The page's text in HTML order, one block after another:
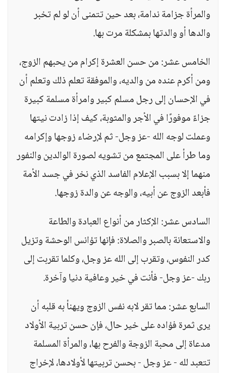
والمرأة جزامة ندامة، بعد حين تتمنى أن لو لم تخبر
والدها أو والدتها بمشكلة مرت بها.
الخامس عشر: من حسن العشرة إكرام من يحبهم الزوج،
ومن أكرم عنده من والديه، والموفقة تعلم ذلك وتعلم أن
في الإحسان إلى رجل مسلم كبير وامرأة مسلمة كبيرة
جزاءً موفورًا في الأجر والمثوبة، كيف إذا زادت نيتها
وعملت لوجه الله -عز وجل- ثم لإرضاء زوجها وإكرامه
وما طرأ على المجتمع من تشويه لصورة الوالدين والنفور
منهما إلا بسبب الإعلام الفاسد الذي نخر في جسد الأمة
فأبعد الزوج عن أبيه، والوجه عن والدة زوجها.
السادس عشر: الإكثار من أنواع العبادة والطاعة
والاستعانة بالصبر والصلاة: فإنها تؤانس الوحشة وتزيل
كدر النفوس، وتقرب إلى الله عز وجل، وكلما تقربت إلى
ربك -عز وجل- فأنت في خير وعافية دنيا وآخرة.
السابع عشر: مما تقر لابه نفس الزوج ويهنأ به قلبه أن
يرى ثمرة فؤاده على خير حال، فإن حسن تربية الأولاد
مدعاة إلى محبة الزوجة والفرح بها، والمرأة المسلمة
تتعبد لله - عز وجل - بحسن تربيتها لأولادها، لإخراج